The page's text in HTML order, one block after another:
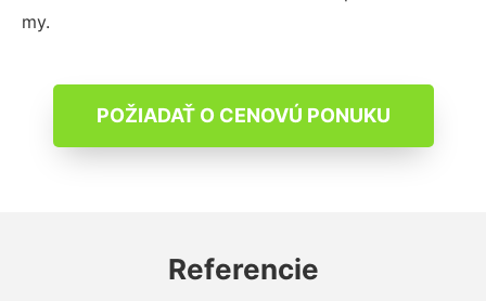
my.
POŽIADAŤ O CENOVÚ PONUKU
Referencie